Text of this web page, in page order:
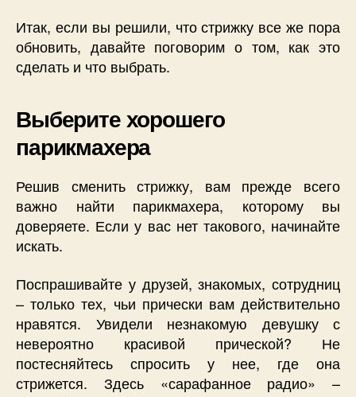
Итак, если вы решили, что стрижку все же пора
обновить, давайте поговорим о том, как это
сделать и что выбрать.
Выберите хорошего
парикмахера
Решив сменить стрижку, вам прежде всего
важно найти парикмахера, которому вы
доверяете. Если у вас нет такового, начинайте
искать.
Поспрашивайте у друзей, знакомых, сотрудниц
– только тех, чьи прически вам действительно
нравятся. Увидели незнакомую девушку с
невероятно красивой прической? Не
постесняйтесь спросить у нее, где она
стрижется. Здесь «сарафанное радио» –